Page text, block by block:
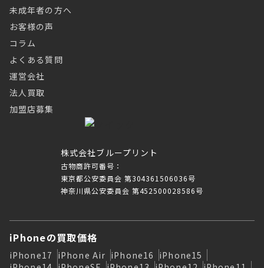
株式会社ブループリント
古物商許可番号：
東京都公安委員会 第304361506036号
神奈川県公安委員会 第452500028586号
未成年者の方へ
お客様の声
コラム
よくある質問
運営会社
法人買取
加盟店募集
iPhoneの買取価格
iPhone17 iPhone Air iPhone16 iPhone15